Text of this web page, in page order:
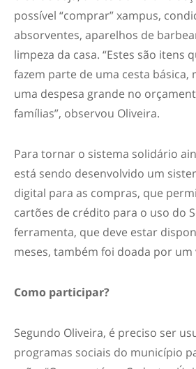
possível “comprar” xampus,
absorventes, aparelhos de
limpeza da casa. “Estes são itens
fazem parte de uma cesta básica,
uma despesa grande no
famílias”, observou Oliveira.
Para tornar o sistema solidário
está sendo desenvolvido um
digital para as compras, que
cartões de crédito para o uso do
ferramenta, que deve estar
meses, também foi doada por
Como participar?
Segundo Oliveira, é preciso ser
programas sociais do município